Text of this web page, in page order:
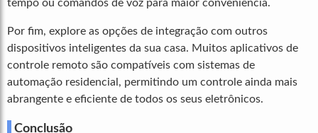
tempo ou comandos de voz para maior conveniência.
Por fim, explore as opções de integração com outros
dispositivos inteligentes da sua casa. Muitos aplicativos de
controle remoto são compatíveis com sistemas de
automação residencial, permitindo um controle ainda mais
abrangente e eficiente de todos os seus eletrônicos.
Conclusão